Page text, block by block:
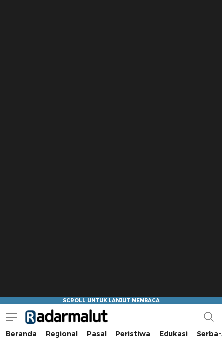
Radar Malut
Bacaan Nyindir
Beranda Regional Pasal Peristiwa Edukasi